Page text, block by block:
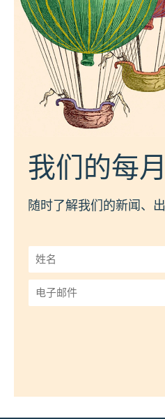
我们的每
随时了解我们的新闻、
姓
名
*
子